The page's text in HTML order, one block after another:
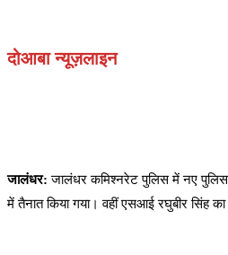
दोआबा न्यूज़लाइन
जालंधर: जालंधर कमिश्नरेट पुलिस में नए पुलिस
में तैनात किया गया। वहीं एसआई रघुबीर सिंह